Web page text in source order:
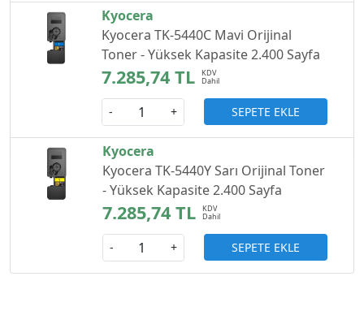
Kyocera
Kyocera TK-5440C Mavi Orijinal
Toner - Yüksek Kapasite 2.400 Sayfa
7.285,74 TL
- + SEPETE EKLE
Kyocera
Kyocera TK-5440Y Sarı Orijinal Toner
- Yüksek Kapasite 2.400 Sayfa
7.285,74 TL
- + SEPETE EKLE